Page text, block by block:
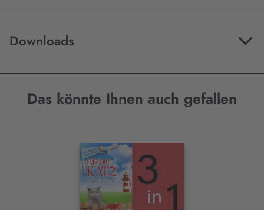
Downloads
Das könnte Ihnen auch gefallen
Interaktives